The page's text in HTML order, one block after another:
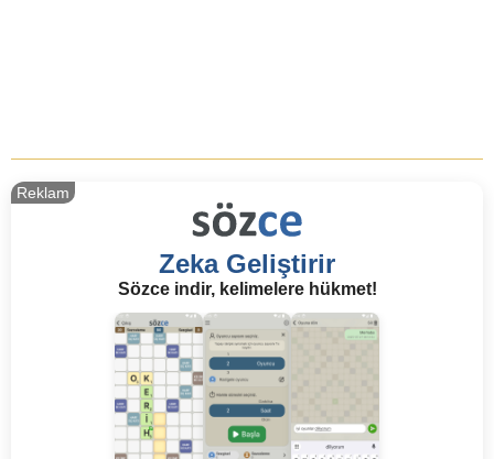
Zeka Geliştirir
Sözce indir, kelimelere hükmet!
Reklam